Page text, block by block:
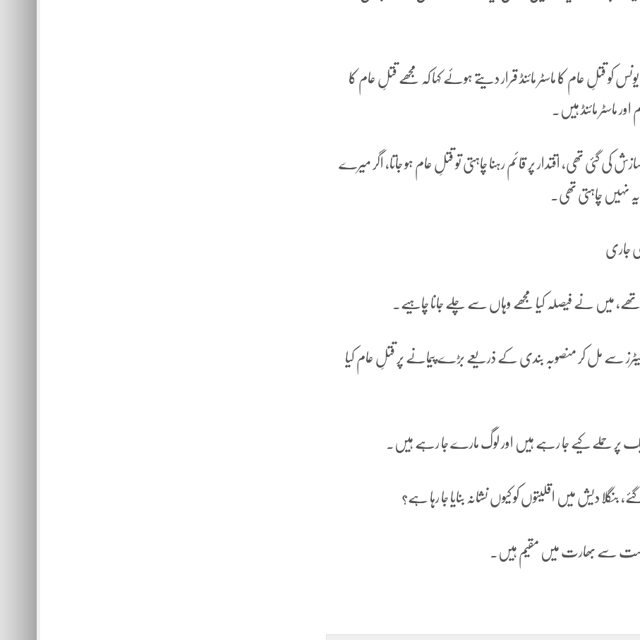
قتلِ عام کا ماسٹر مائنڈ قرار دیتے ہوئے کہا کہ مجھے قتلِ عام کا
ماسٹر مائنڈ ہیں۔
گئی تھی، اقتدار پر قائم رہنا چاہتی تو قتلِ عام ہو جاتا، اگر میرے
نہیں چاہتی تھی۔
جاری
میں نے فیصلہ کیا مجھے وہاں سے چلے جانا چاہیے۔
سے مل کر منصوبہ بندی کے ذریعے بڑے پیمانے پر قتلِ عام کیا
ایک پر حملے کیے جا رہے ہیں اور لوگ مارے جا رہے ہیں۔
بنگلا دیش میں اقلیتوں کو کیوں نشانہ بنایا جا رہا ہے؟
اگست سے بھارت میں مقیم ہیں۔